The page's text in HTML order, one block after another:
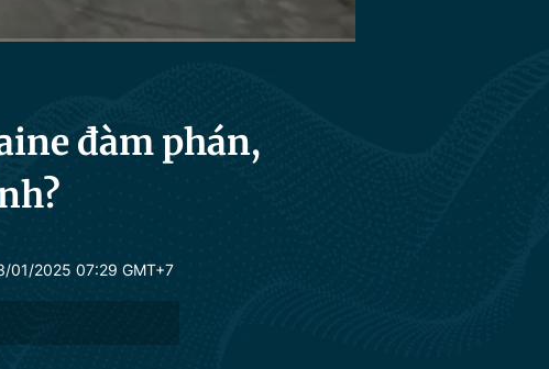
đàm phán,
01/2025 07:29 GMT+7